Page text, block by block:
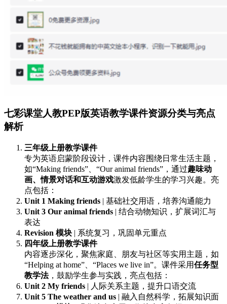
七彩课堂人教PEP版英语教学课件资源分类与亮点
解析
三年级上册教学课件
专为英语启蒙阶段设计，课件内容围绕日常生活主题，
如“Making friends”、“Our animal friends”，通过趣味动
画、情景对话和互动游戏激发低龄学生的学习兴趣。亮
点包括：
Unit 1 Making friends | 基础社交用语，培养沟通能力
Unit 3 Our animal friends | 结合动物知识，扩展词汇与
表达
Revision 模块 | 系统复习，巩固单元重点
四年级上册教学课件
内容逐步深化，聚焦家庭、朋友与社区等实用主题，如
“Helping at home”、“Places we live in”。课件采用任务型
教学法，鼓励学生参与实践，亮点包括：
Unit 2 My friends | 人际关系主题，提升口语交流
Unit 5 The weather and us | 融入自然科学，拓展知识面